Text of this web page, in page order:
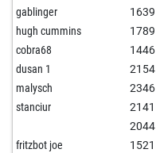
gablinger 1639
hugh cummins 1789
cobra68 1446
dusan 1 2154
malysch 2346
stanciur 2141
2044
fritzbot joe 1521